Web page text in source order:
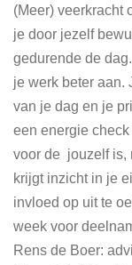
(Meer) veerkracht
je door jezelf
gedurende de
je werk beter aan.
van je dag en je
een energie
voor de jouzelf is,
krijgt inzicht in je
invloed op uit te
week voor
Rens de Boer: